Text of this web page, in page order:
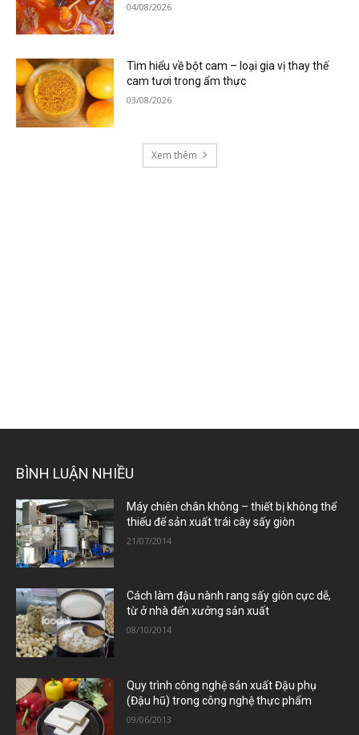
04/08/2026
Tìm hiểu về bột cam – loại gia vị thay thế
cam tươi trong ẩm thực
03/08/2026
Xem thêm
BÌNH LUẬN NHIỀU
Máy chiên chân không – thiết bị không thể
thiếu để sản xuất trái cây sấy giòn
21/07/2014
Cách làm đậu nành rang sấy giòn cực dễ,
từ ở nhà đến xưởng sản xuất
08/10/2014
Quy trình công nghệ sản xuất Đậu phụ
(Đậu hũ) trong công nghệ thực phẩm
09/06/2013